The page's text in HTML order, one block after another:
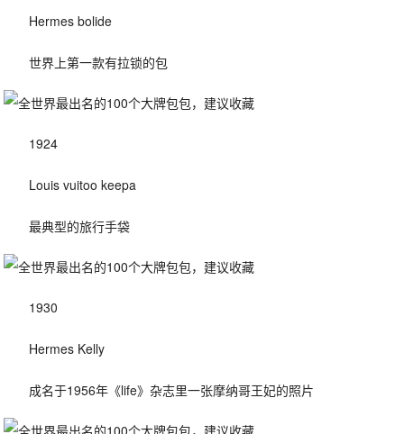
Hermes bolide
世界上第一款有拉锁的包
1924
Louis vuitoo keepa
最典型的旅行手袋
1930
Hermes Kelly
成名于1956年《life》杂志里一张摩纳哥王妃的照片